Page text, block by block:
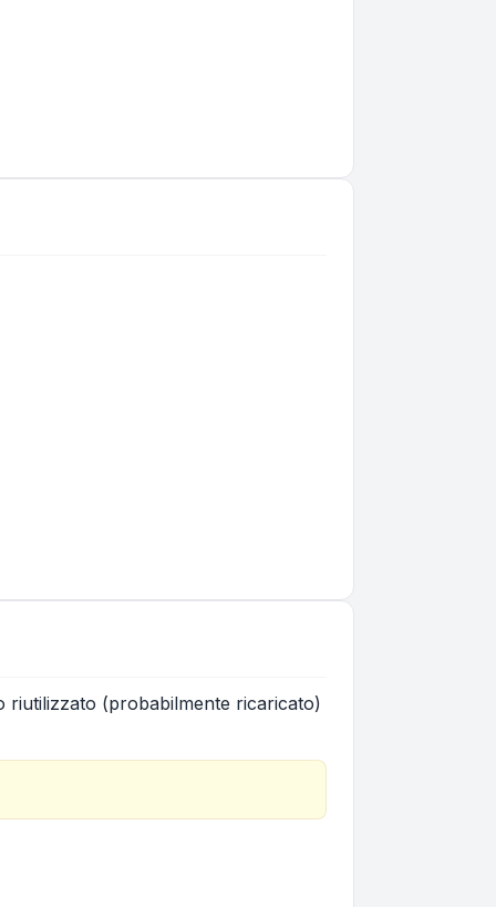
riutilizzato (probabilmente ricaricato)